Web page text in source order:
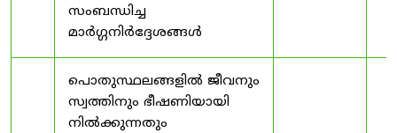
സംബന്ധിച്ച
മാർഗ്ഗനിർദ്ദേശങ്ങൾ
പൊതുസ്ഥലങ്ങളിൽ ജീവനും
സ്വത്തിനും ഭീഷണിയായി
നിൽക്കുന്നതും